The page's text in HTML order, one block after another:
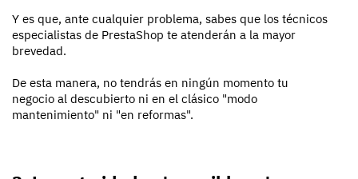
Y es que, ante cualquier problema, sabes que los técnicos
especialistas de PrestaShop te atenderán a la mayor
brevedad.
De esta manera, no tendrás en ningún momento tu
negocio al descubierto ni en el clásico "modo
mantenimiento" ni "en reformas".